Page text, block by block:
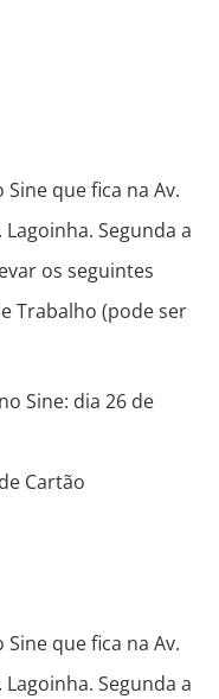
que fica na Av.
Lagoinha. Segunda a
os seguintes
Trabalho (pode ser
Sine: dia 26 de
Cartão
que fica na Av.
Lagoinha. Segunda a